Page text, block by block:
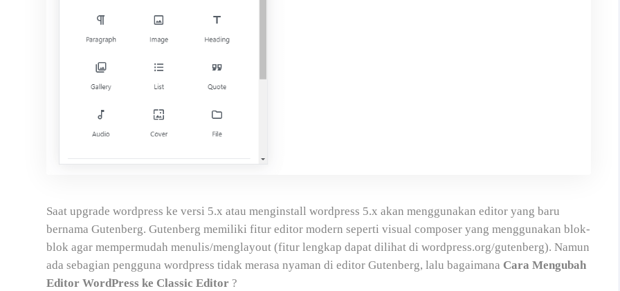
Saat upgrade wordpress ke versi 5.x atau menginstall wordpress 5.x akan menggunakan editor yang baru
bernama Gutenberg. Gutenberg memiliki fitur editor modern seperti visual composer yang menggunakan blok-
blok agar mempermudah menulis/menglayout (fitur lengkap dapat dilihat di wordpress.org/gutenberg). Namun
ada sebagian pengguna wordpress tidak merasa nyaman di editor Gutenberg, lalu bagaimana Cara Mengubah
Editor WordPress ke Classic Editor ?